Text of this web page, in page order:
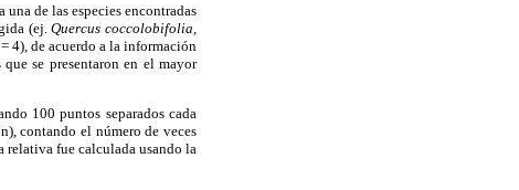
de las especies encontradas
(ej.Quercus coccolobifolia,
4), de acuerdo a la información
se presentaron en el mayor
100 puntos separados cada
contando el número de veces
relativa fue calculada usando la